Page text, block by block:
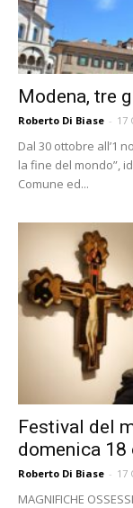
Modena, tre
Roberto Di Biase - 17
Dal 30 ottobre all’1
la fine del mondo”,
Comune ed...
Festival del
domenica 18
Roberto Di Biase - 17
MAGNIFICHE